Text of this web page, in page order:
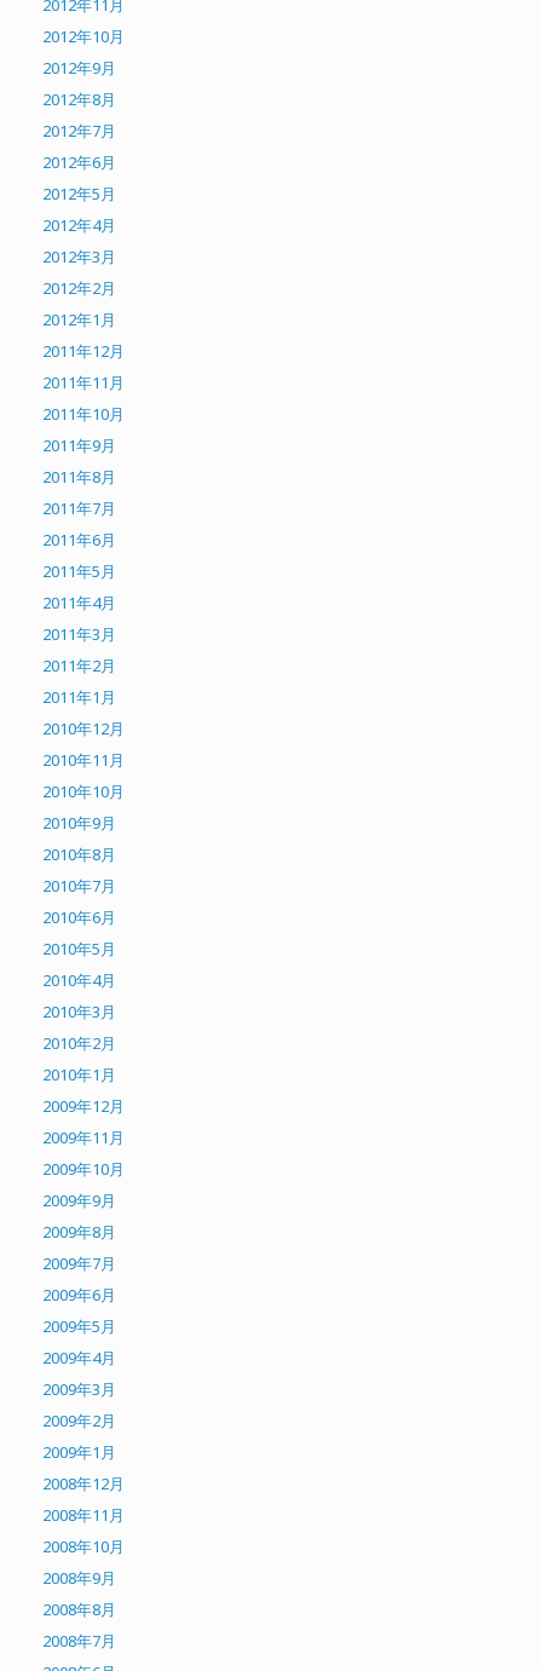
2012年11月
2012年10月
2012年9月
2012年8月
2012年7月
2012年6月
2012年5月
2012年4月
2012年3月
2012年2月
2012年1月
2011年12月
2011年11月
2011年10月
2011年9月
2011年8月
2011年7月
2011年6月
2011年5月
2011年4月
2011年3月
2011年2月
2011年1月
2010年12月
2010年11月
2010年10月
2010年9月
2010年8月
2010年7月
2010年6月
2010年5月
2010年4月
2010年3月
2010年2月
2010年1月
2009年12月
2009年11月
2009年10月
2009年9月
2009年8月
2009年7月
2009年6月
2009年5月
2009年4月
2009年3月
2009年2月
2009年1月
2008年12月
2008年11月
2008年10月
2008年9月
2008年8月
2008年7月